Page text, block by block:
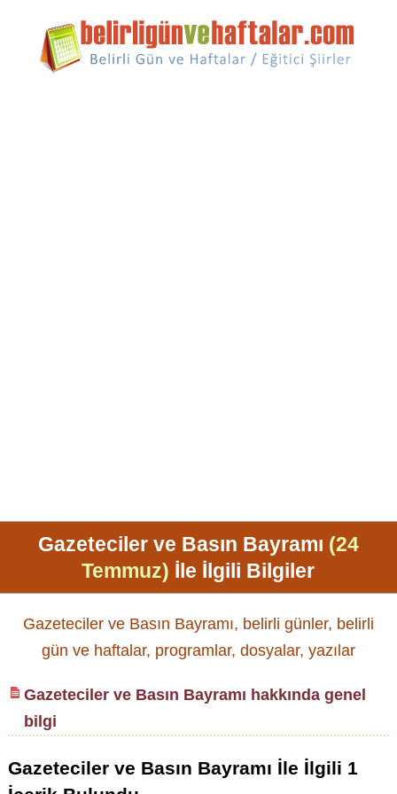
Gazeteciler ve Basın Bayramı (24
Temmuz) İle İlgili Bilgiler
Gazeteciler ve Basın Bayramı, belirli günler, belirli
gün ve haftalar, programlar, dosyalar, yazılar
Gazeteciler ve Basın Bayramı hakkında genel
bilgi
Gazeteciler ve Basın Bayramı İle İlgili 1